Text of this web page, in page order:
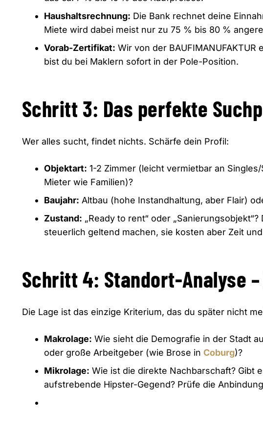
Haushaltsrechnung: Die Bank rechnet deine
Miete wird dabei meist nur zu 75 % bis 80 %
Vorab-Zertifikat: Wir von der
bist du bei Maklern sofort in der Pole-Position.
Schritt 3: Das perfekte
Wer alles sucht, findet nichts. Schärfe dein Profil:
Objektart: 1-2 Zimmer (leicht vermietbar an
Mieter wie Familien)?
Baujahr: Altbau (hohe Instandhaltung, aber Flair)
Zustand: „Ready to rent“ oder „Sanierungsobjekt“?
steuerlich geltend machen, sie kosten aber Zeit
Schritt 4: Standort-Analyse
Die Lage ist das einzige Kriterium, das du später nicht
Makrolage: Wie sieht die Demografie in der Stadt
oder große Arbeitgeber (wie Brose in Coburg)?
Mikrolage: Wie ist die direkte Nachbarschaft? Gibt
aufstrebende Hipster-Gegend? Prüfe die